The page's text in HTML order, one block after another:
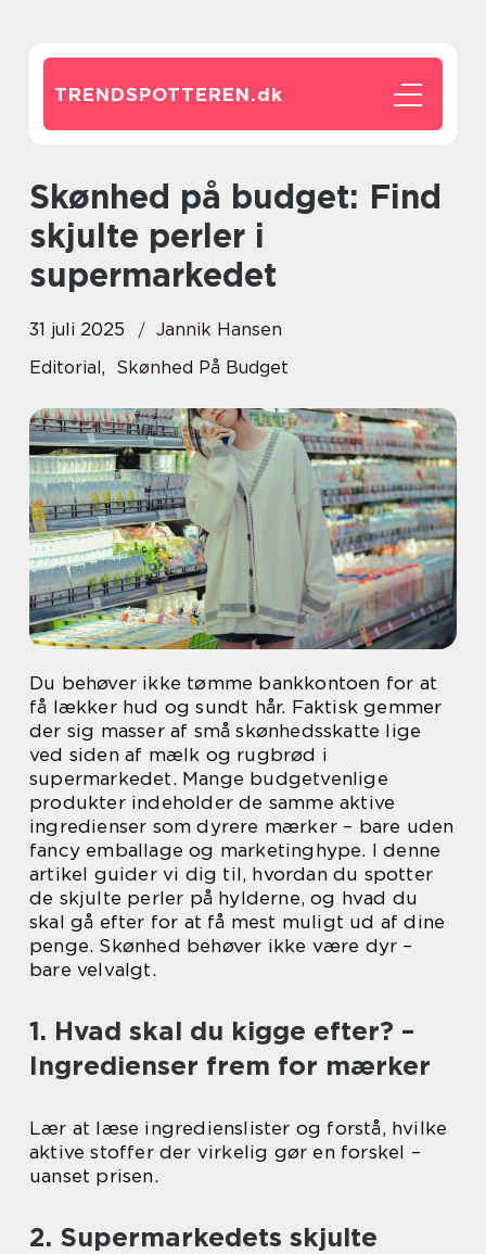
TRENDSPOTTEREN.dk
Skønhed på budget: Find
skjulte perler i
supermarkedet
31 juli 2025
Jannik Hansen
Editorial, Skønhed På Budget
Du behøver ikke tømme bankkontoen for at
få lækker hud og sundt hår. Faktisk gemmer
der sig masser af små skønhedsskatte lige
ved siden af mælk og rugbrød i
supermarkedet. Mange budgetvenlige
produkter indeholder de samme aktive
ingredienser som dyrere mærker – bare uden
fancy emballage og marketinghype. I denne
artikel guider vi dig til, hvordan du spotter
de skjulte perler på hylderne, og hvad du
skal gå efter for at få mest muligt ud af dine
penge. Skønhed behøver ikke være dyr –
bare velvalgt.
1. Hvad skal du kigge efter? –
Ingredienser frem for mærker
Lær at læse ingredienslister og forstå, hvilke
aktive stoffer der virkelig gør en forskel –
uanset prisen.
2. Supermarkedets skjulte